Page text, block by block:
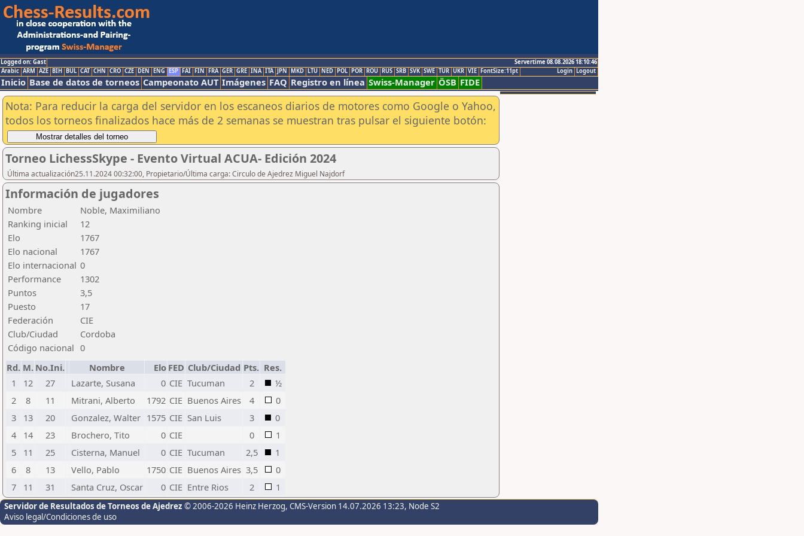
Logged on: Gast
Servertime 08.08.2026 18:10:46
Logout
Login
Arabic ARM AZE BIH BUL CAT CHN CRO CZE DEN ENG ESP FAI FIN FRA GER GRE INA ITA JPN MKD LTU NED POL POR ROU RUS SRB SVK SWE TUR UKR VIE FontSize:11pt
Inicio Base de datos de torneos Campeonato AUT Imágenes FAQ Registro en línea Swiss-Manager ÖSB FIDE
Nota: Para reducir la carga del servidor en los escaneos diarios de motores como Google o Yahoo,
todos los torneos finalizados hace más de 2 semanas se muestran tras pulsar el siguiente botón:
Torneo LichessSkype - Evento Virtual ACUA- Edición 2024
Última actualización25.11.2024 00:32:00, Propietario/Última carga: Circulo de Ajedrez Miguel Najdorf
Información de jugadores
Nombre
Noble, Maximiliano
Ranking inicial
12
Elo
1767
Elo nacional
1767
Elo internacional 0
Performance
1302
Puntos
3,5
Puesto
17
Federación
CIE
Club/Ciudad
Cordoba
Código nacional 0
Rd. M. No.Ini. Nombre Elo FED Club/Ciudad Pts. Res.
1
12 27 Lazarte, Susana 0 CIE Tucuman 2
½
2
8 11 Mitrani, Alberto 1792 CIE Buenos Aires 4
0
3
13 20 Gonzalez, Walter 1575 CIE San Luis 3
0
4
14 23 Brochero, Tito 0 CIE 0
1
5
11 25 Cisterna, Manuel 0 CIE Tucuman 2,5
1
6
8 13 Vello, Pablo 1750 CIE Buenos Aires 3,5
0
7
11 31 Santa Cruz, Oscar 0 CIE Entre Rios 2 1
Servidor de Resultados de Torneos de Ajedrez © 2006-2026 Heinz Herzog, CMS-Version 14.07.2026 13:23, Node S2
Aviso legal/Condiciones de uso